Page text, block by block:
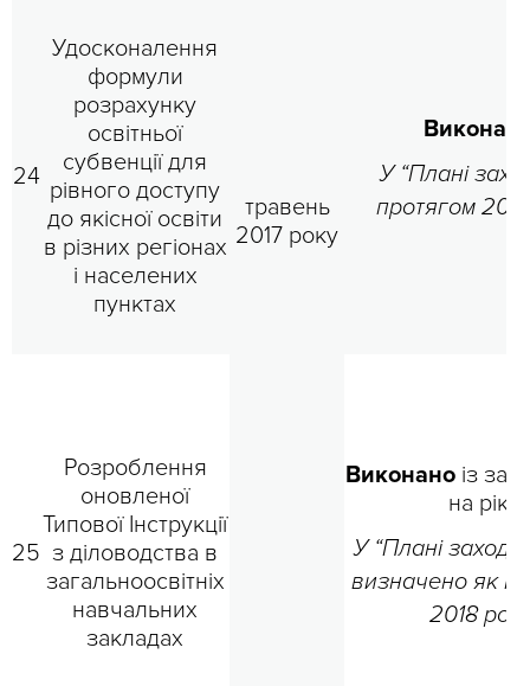
травень
2017 року
24
Удосконалення
формули
розрахунку
освітньої
субвенції для
рівного доступу
до якісної освіти
в різних регіонах
і населених
пунктах
У “Плані
протягом
25
Розроблення
оновленої
Типової Інструкції
з діловодства в
загальноосвітніх
навчальних
закладах
Виконано із
на рік.
У “Плані
визначено як III
2018